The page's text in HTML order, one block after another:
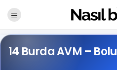
14 Burda AVM – Bolu